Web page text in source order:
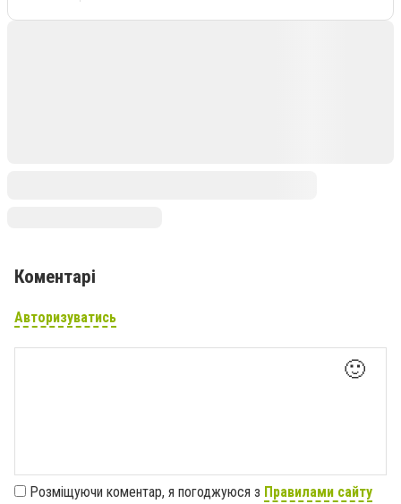
Коментарі
Авторизуватись
🙂
Розміщуючи коментар, я погоджуюся з Правилами сайту